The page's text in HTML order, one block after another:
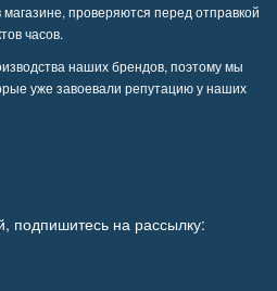
проверяются перед отправкой
часов.
наших брендов, поэтому мы
уже завоевали репутацию у наших
подпишитесь на рассылку: